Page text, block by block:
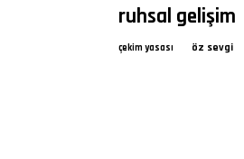
ruhsal gelişim
çekim yasası öz sevgi